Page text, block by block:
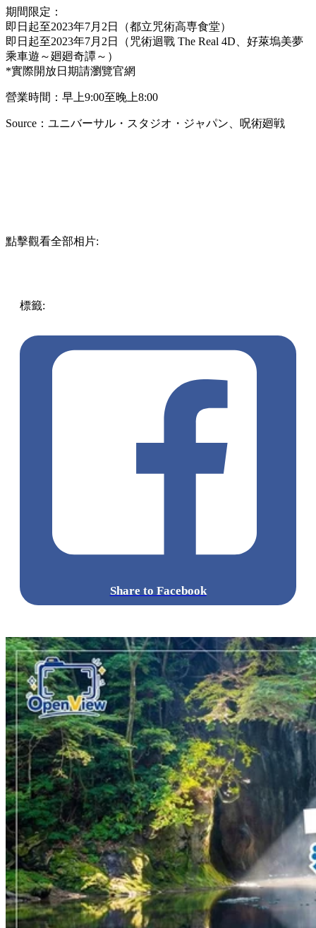
期間限定：
即日起至2023年7月2日（都立咒術高専食堂）
即日起至2023年7月2日（咒術迴戰 The Real 4D、好萊塢美夢
乘車遊～廻廻奇譚～）
*實際開放日期請瀏覽官網
營業時間：早上9:00至晚上8:00
Source：ユニバーサル・スタジオ・ジャパン、呪術廻戦
點擊觀看全部相片:
標籤:
Share to Facebook